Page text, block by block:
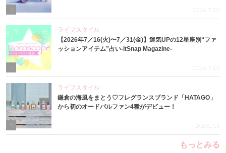
3 2026.7.10
4
ライフスタイル
【2026年7／16(火)〜7／31(金)】運気UPの12星座別“ファ
ッションアイテム”占い-itSnap Magazine-
2026.7.16
ライフスタイル
鎌倉の海風をまとう♡フレグランスブランド「HATAGO」
から初のオードパルファン4種がデビュー！
2026.7.6
もっとみる